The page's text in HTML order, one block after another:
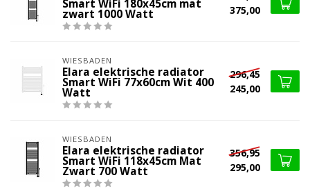
Smart WiFi 180x45cm mat
zwart 1000 Watt
375,00
WIESBADEN
Elara elektrische radiator
Smart WiFi 77x60cm Wit 400
Watt
296,45
245,00
WIESBADEN
Elara elektrische radiator
Smart WiFi 118x45cm Mat
Zwart 700 Watt
356,95
295,00